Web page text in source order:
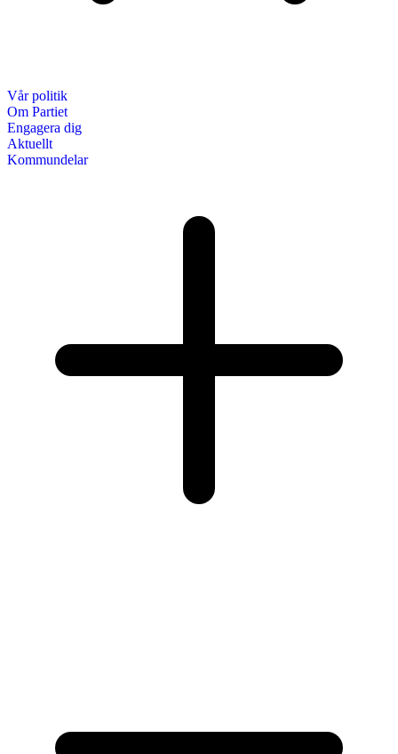
Vår politik
Om Partiet
Engagera dig
Aktuellt
Kommundelar